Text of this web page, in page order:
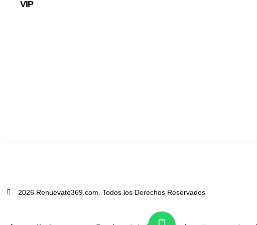
VIP
2026 Renuevate369.com. Todos los Derechos Reservados